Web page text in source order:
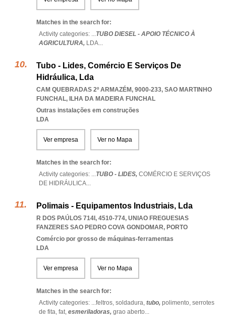
Matches in the search for:
Activity categories: ...TUBO DIESEL - APOIO TÉCNICO À
AGRICULTURA, LDA...
Tubo - Lides, Comércio E Serviços De
Hidráulica, Lda
CAM QUEBRADAS 2º ARMAZÉM, 9000-233, SAO MARTINHO
FUNCHAL, ILHA DA MADEIRA FUNCHAL
Outras instalações em construções
LDA
Ver empresa Ver no Mapa
Matches in the search for:
Activity categories: ...TUBO - LIDES, COMÉRCIO E SERVIÇOS
DE HIDRÁULICA...
Polimais - Equipamentos Industriais, Lda
R DOS PAÚLOS 714I, 4510-774, UNIAO FREGUESIAS
FANZERES SAO PEDRO COVA GONDOMAR, PORTO
Comércio por grosso de máquinas-ferramentas
LDA
Ver empresa Ver no Mapa
Matches in the search for:
Activity categories: ...feltros, soldadura, tubo, polimento, serrotes
de fita, fat, esmeriladoras, grao aberto...